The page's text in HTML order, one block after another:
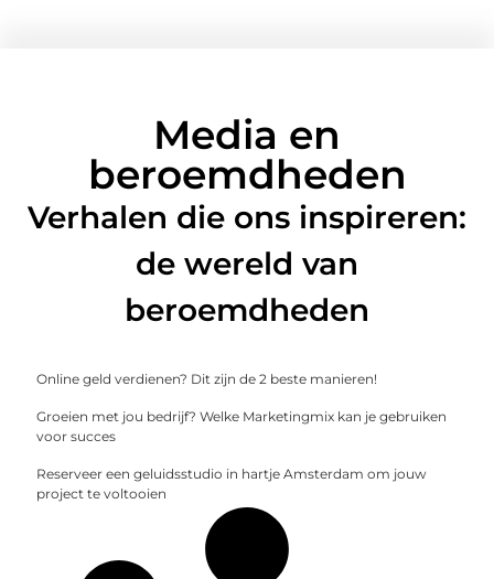
Media en
beroemdheden
Verhalen die ons inspireren:
de wereld van
beroemdheden
Online geld verdienen? Dit zijn de 2 beste manieren!
Groeien met jou bedrijf? Welke Marketingmix kan je gebruiken
voor succes
Reserveer een geluidsstudio in hartje Amsterdam om jouw
project te voltooien